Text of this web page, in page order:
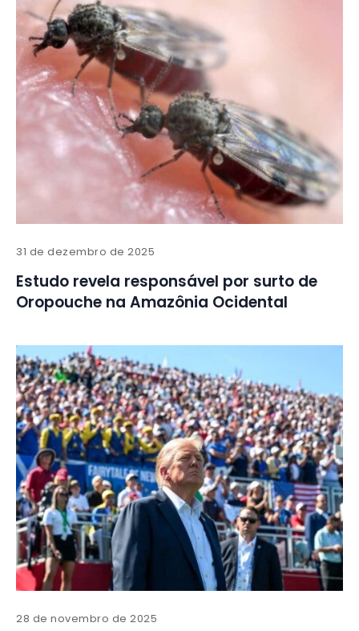
31 de dezembro de 2025
Estudo revela responsável por surto de
Oropouche na Amazônia Ocidental
28 de novembro de 2025